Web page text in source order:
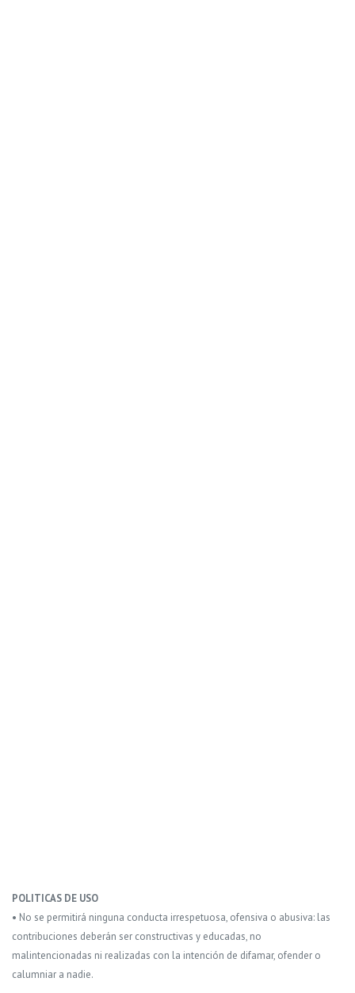
POLITICAS DE USO
• No se permitirá ninguna conducta irrespetuosa, ofensiva o abusiva: las
contribuciones deberán ser constructivas y educadas, no
malintencionadas ni realizadas con la intención de difamar, ofender o
calumniar a nadie.